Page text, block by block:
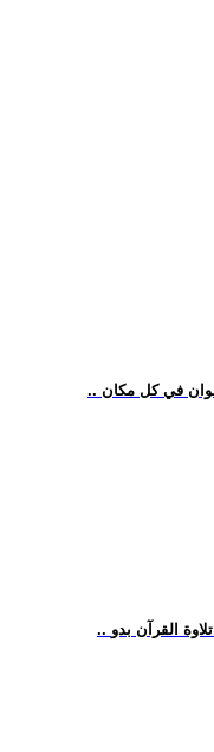
في كل مكان
القرآن بدو